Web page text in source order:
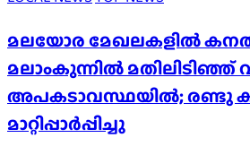
മലയോര മേഖലകളിൽ
മലാംകുന്നിൽ മതിലിടിഞ്ഞ്
അപകടാവസ്ഥയിൽ; രണ്ടു
മാറ്റിപ്പാർപ്പിച്ചു